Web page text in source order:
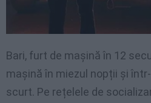
Bari, furt de mașină în 12
mașină în miezul nopții și
scurt. Pe rețelele de